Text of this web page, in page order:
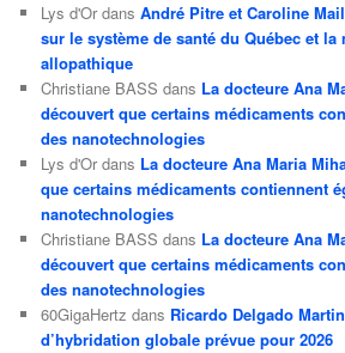
Lys d'Or dansAndré Pitre et Caroline
sur le système de santé du Québec et la
allopathique
Christiane BASS dans La docteure Ana
découvert que certains médicaments
des nanotechnologies
Lys d'Or dans La docteure Ana Maria
que certains médicaments contiennent
nanotechnologies
Christiane BASS dans La docteure Ana
découvert que certains médicaments
des nanotechnologies
60GigaHertz dans Ricardo Delgado
d’hybridation globale prévue pour 2026